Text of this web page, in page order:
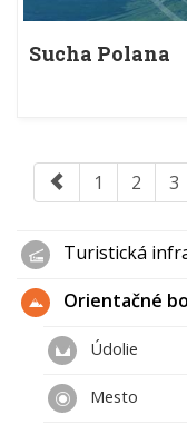
Sucha Polana
1 2 3
Turistická
Orientačné
Údolie
Mesto